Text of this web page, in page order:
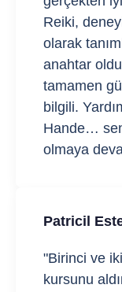
Reiki,
olarak
anahtar
tamamen
bilgili.
Hande…
olmaya
"Birinci ve
kursunu
Patricil